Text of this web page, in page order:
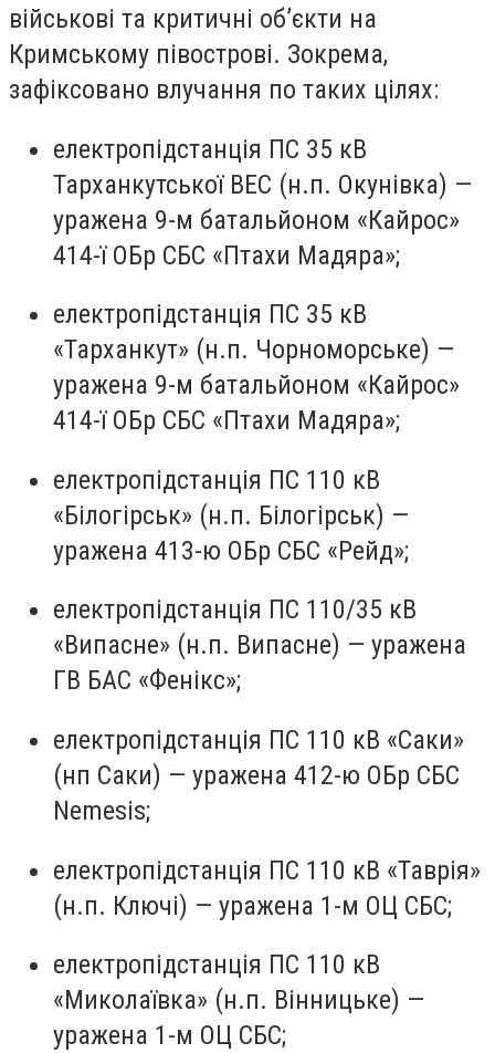
військові та критичні об’єкти на
Кримському півострові. Зокрема,
зафіксовано влучання по таких цілях:
електропідстанція ПС 35 кВ
Тарханкутської ВЕС (н.п. Окунівка) —
уражена 9-м батальйоном «Кайрос»
414-ї ОБр СБС «Птахи Мадяра»;
електропідстанція ПС 35 кВ
«Тарханкут» (н.п. Чорноморське) —
уражена 9-м батальйоном «Кайрос»
414-ї ОБр СБС «Птахи Мадяра»;
електропідстанція ПС 110 кВ
«Білогірськ» (н.п. Білогірськ) —
уражена 413-ю ОБр СБС «Рейд»;
електропідстанція ПС 110/35 кВ
«Випасне» (н.п. Випасне) — уражена
ГВ БАС «Фенікс»;
електропідстанція ПС 110 кВ «Саки»
(нп Саки) — уражена 412-ю ОБр СБС
Nemesis;
електропідстанція ПС 110 кВ «Таврія»
(н.п. Ключі) — уражена 1-м ОЦ СБС;
електропідстанція ПС 110 кВ
«Миколаївка» (н.п. Вінницьке) —
уражена 1-м ОЦ СБС;